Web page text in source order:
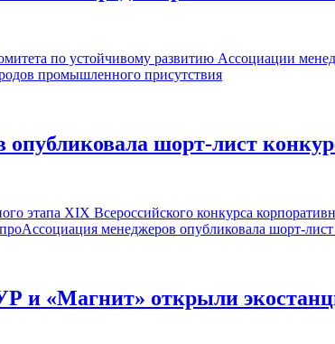
по устойчивому развитию Ассоциации
промышленного присутствия
опубликовала шорт-лист
этапа XIX Всероссийского конкурса
менеджеров опубликовала шорт-
и «Магнит» открыли